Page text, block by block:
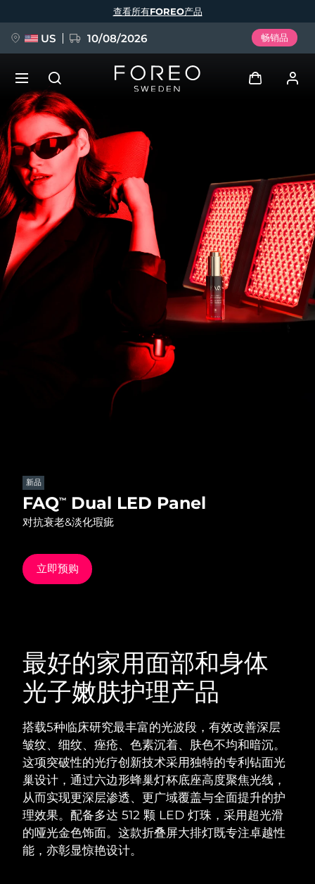
新品
FAQ™ Dual LED Panel
对抗衰老&淡化瑕疵
立即预购
最好的家用面部和身体
光子嫩肤护理产品
搭载5种临床研究最丰富的光波段，有效改善深层
皱纹、细纹、痤疮、色素沉着、肤色不均和暗沉。
这项突破性的光疗创新技术采用独特的专利钻面光
巢设计，通过六边形蜂巢灯杯底座高度聚焦光线，
从而实现更深层渗透、更广域覆盖与全面提升的护
理效果。配备多达 512 颗 LED 灯珠，采用超光滑
的哑光金色饰面。这款折叠屏大排灯既专注卓越性
能，亦彰显惊艳设计。
查看所有FOREO产品
US 10/08/2026 畅销品
我的设备
我的订单
我的地址
我的订阅
新品
FAQ™ Pure Beauty-Tech Elixir
BREAKING NEWS
issa™ Teeth Whitening Set
FAQ™ Dual LED Panel
特别优惠 畅销产品
红光疗法
LUNA™ 4 套装
Anti-aging massage
LUNA™ 4 Plus
Massage, LED heating
BEAR™ 2 套装
Microcurrent toning
BEAR™ 2 go
Microcurrent toning on-the-go
补水保湿
UFO™ 3 套装
Deep facial hydration
口腔护理
issa™ 4
Hybrid silicone sonic toothbrush
FAQ™ 抗老护理
语言
English Deutsch
Español
Français
Italiano
Português
Polski
Svenska
Русский
Türkçe
简体中文 繁體中文
法国
德国
加拿大
奥地利 预计送达日期
巴林 预计送达日期
比利时 预计送达日期 8/9/26
百慕大 预计送达日期8/15/26
波斯尼亚和黑塞哥维那 预计送达日期8/12/26
文莱 预计送达日期8/14/26
保加利亚